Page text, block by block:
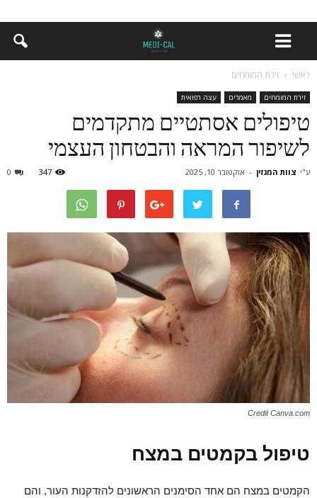
ראשי זירת המומחים
זירת המומחים מאמרים עצה רפואית
טיפולים אסתטיים מתקדמים
לשיפור המראה והבטחון העצמי
ע"י צוות המגזין - אוקטובר 10, 2025 0 347
Credit Canva.com
טיפול בקמטים במצח
הקמטים במצח הם אחד הסימנים הראשונים להזדקנות העור, והם